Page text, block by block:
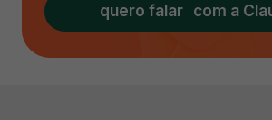
quero falar com a